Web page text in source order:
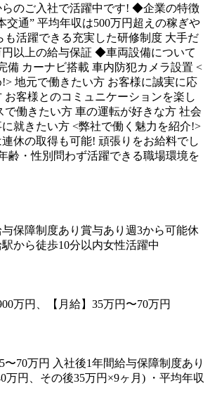
らのご入社で活躍中です! ◆企業の特徴
交通” 平均年収は500万円超えの稼ぎや
も活躍できる充実した研修制度 大手だ
以上の給与保証 ◆車両設備について
備 カーナビ搭載 車内防犯カメラ設置 <
地元で働きたい方 お客様に誠実に応
お客様とのコミュニケーションを楽し
で働きたい方 車の運転が好きな方 社会
就きたい方 <弊社で働く魅力を紹介!>
休の取得も可能! 頑張りをお給料でし
齢・性別問わず活躍できる職場環境を
保障制度あり 賞与あり 週3から可能休
駅から徒歩10分以内女性活躍中
万円、【月給】35万円〜70万円
70万円 入社後1年間給与保障制度あり
万円、その後35万円×9ヶ月) ・平均年収